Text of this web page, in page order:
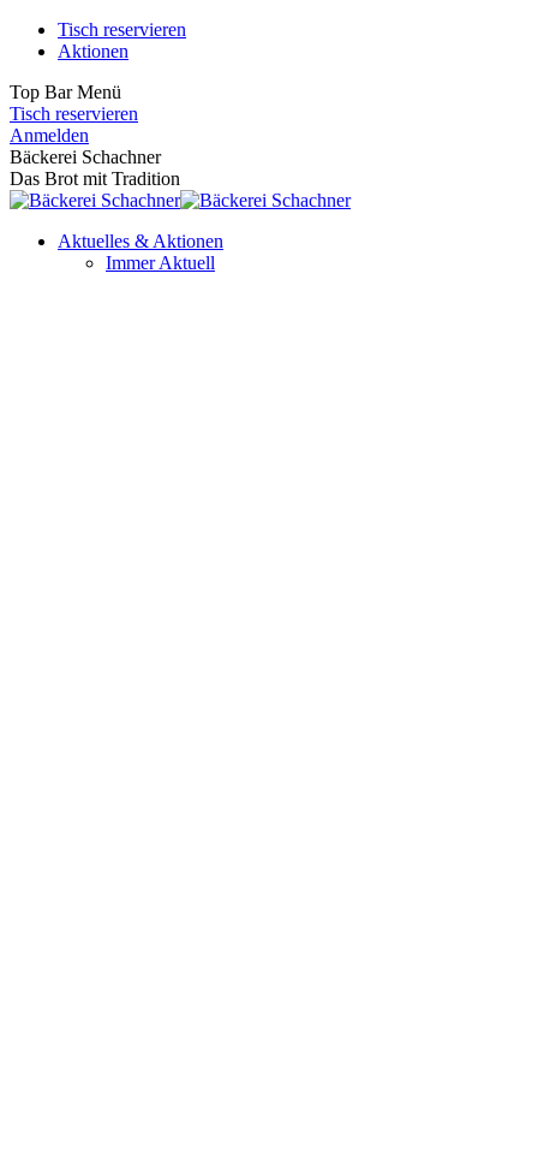
Zum
Inhalt
Tisch reservieren
Aktionen
Top Bar Menü
Tisch reservieren
Facebook
page
opens
in
window
Instagram
page
opens
in
window
Anmelden
Bäckerei Schachner
Das Brot mit Tradition
Aktuelles & Aktionen
Immer Aktuell